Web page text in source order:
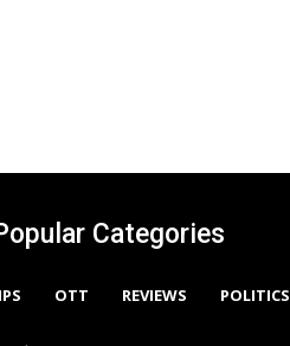
Categories
OTT REVIEWS POLITICS